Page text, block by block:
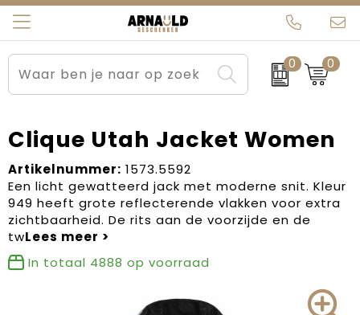
0 0
Relatiegeschenken
Sportkleding
Werkkleding
Kleding en textiel
Tassen
Beurs en Evenementen
Brievenbuspakketten
Carnaval
Dag van de Zorg
Kerstartikelen
Arnauld Kerstpakketten
MijnEigenKadootje
Ons team
Contact
Blogs
Clique Utah Jacket Women
Artikelnummer: 1573.5592
Een licht gewatteerd jack met moderne snit. Kleur
949 heeft grote reflecterende vlakken voor extra
zichtbaarheid. De rits aan de voorzijde en de
tw
In totaal 4888 op voorraad